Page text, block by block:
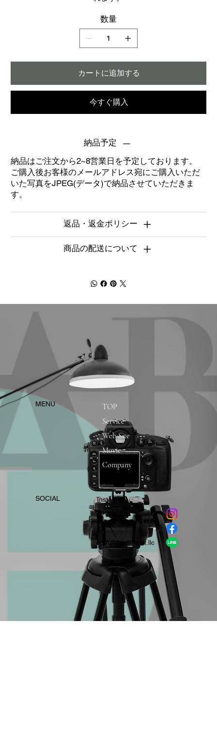
数量
カートに追加する
今すぐ購入
納品予定
納品はご注文から2~8営業日を予定しております。
ご購入後お客様のメールアドレス宛にご購入いただ
いた写真をJPEG(データ)で納品させていただきま
す。
返品・返金ポリシー
商品の配送について
​MENU
TOP
Service
Web Site
Movie
Company
​SOCIAL
Instagram
​Facebook
company＠habit.llc